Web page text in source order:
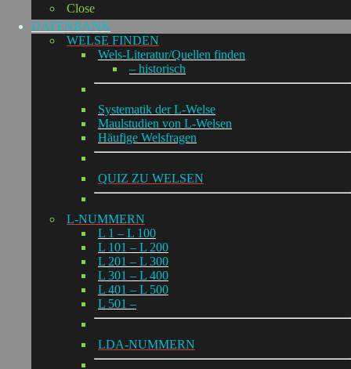
Close
DATENBANK
WELSE FINDEN
Wels-Literatur/Quellen finden
– historisch
Systematik der L-Welse
Maulstudien von L-Welsen
Häufige Welsfragen
QUIZ ZU WELSEN
L-NUMMERN
L 1 – L 100
L 101 – L 200
L 201 – L 300
L 301 – L 400
L 401 – L 500
L 501 –
LDA-NUMMERN